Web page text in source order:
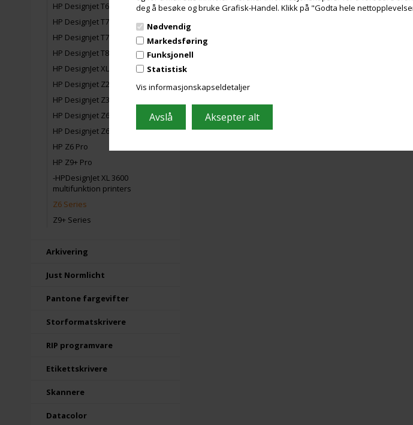
deg å besøke og bruke Grafisk-Handel. Klikk på "Godta hele
Nødvendig
Markedsføring
Funksjonell
Statistisk
Vis informasjonskapseldetaljer
HP Designjet T650
HP DesignJet T730
HP Designjet T770
HP DesignJet T830
HP DesignJet XL 3800
HP Designjet Z2100
HP Designjet Z3200
HP Designjet Z6100
HP Designjet Z6200
HP Z6 Pro
HP Z9+ Pro
-HPDesignJet XL 3600
multifunktion printers
Z6 Series
Z9+ Series
Arkivering
Just Normlicht
Pantone fargevifter
Storformatskrivere
RIP programvare
Etikettskrivere
Skannere
Datacolor